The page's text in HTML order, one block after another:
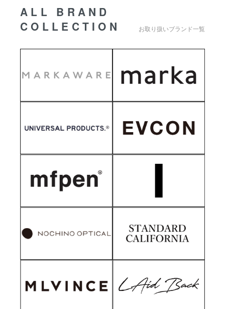
ALL BRAND
COLLECTION
お取り扱いブランド一覧